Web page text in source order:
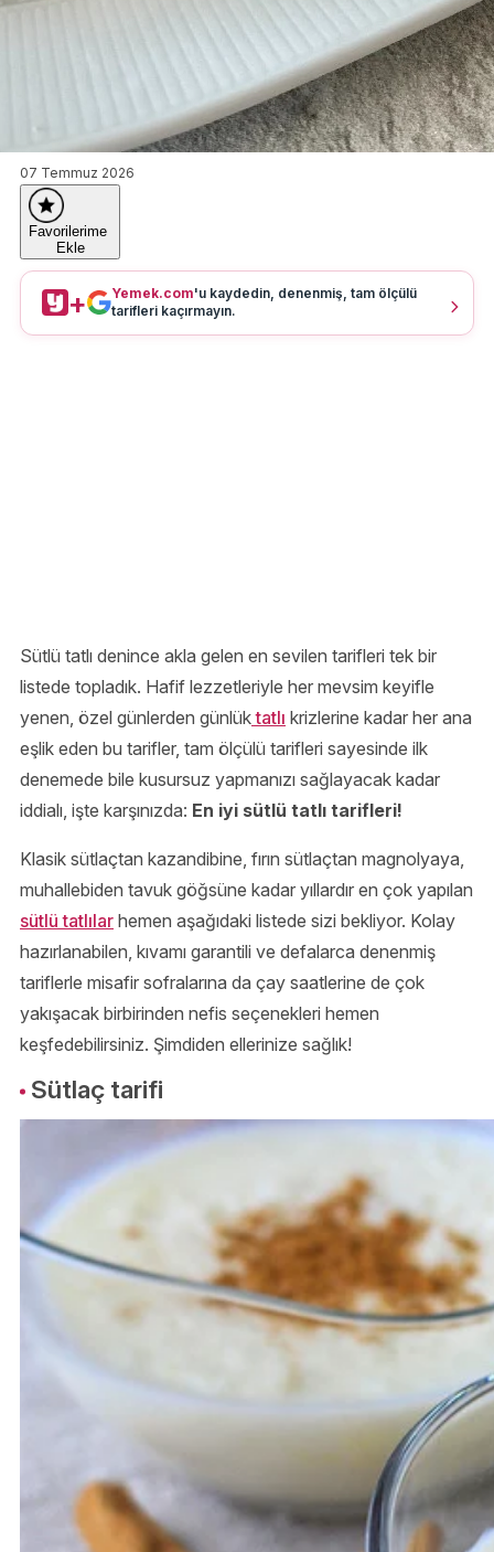
07 Temmuz 2026
Favorilerime
Ekle
+ Yemek.com'u kaydedin, denenmiş, tam ölçülü
tarifleri kaçırmayın.
Sütlü tatlı denince akla gelen en sevilen tarifleri tek bir
listede topladık. Hafif lezzetleriyle her mevsim keyifle
yenen, özel günlerden günlüktatlı krizlerine kadar her ana
eşlik eden bu tarifler, tam ölçülü tarifleri sayesinde ilk
denemede bile kusursuz yapmanızı sağlayacak kadar
iddialı, işte karşınızda: En iyi sütlü tatlı tarifleri!
Klasik sütlaçtan kazandibine, fırın sütlaçtan magnolyaya,
muhallebiden tavuk göğsüne kadar yıllardır en çok yapılan
sütlü tatlılar hemen aşağıdaki listede sizi bekliyor. Kolay
hazırlanabilen, kıvamı garantili ve defalarca denenmiş
tariflerle misafir sofralarına da çay saatlerine de çok
yakışacak birbirinden nefis seçenekleri hemen
keşfedebilirsiniz. Şimdiden ellerinize sağlık!
Sütlaç tarifi